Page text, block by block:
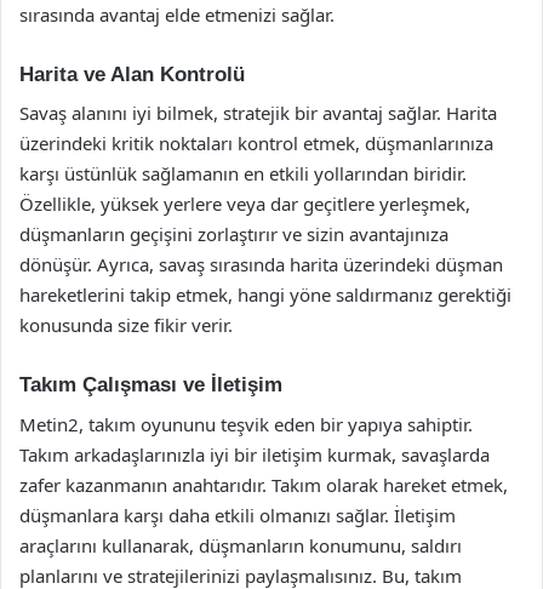
sırasında avantaj elde etmenizi sağlar.
Harita ve Alan Kontrolü
Savaş alanını iyi bilmek, stratejik bir avantaj sağlar. Harita
üzerindeki kritik noktaları kontrol etmek, düşmanlarınıza
karşı üstünlük sağlamanın en etkili yollarından biridir.
Özellikle, yüksek yerlere veya dar geçitlere yerleşmek,
düşmanların geçişini zorlaştırır ve sizin avantajınıza
dönüşür. Ayrıca, savaş sırasında harita üzerindeki düşman
hareketlerini takip etmek, hangi yöne saldırmanız gerektiği
konusunda size fikir verir.
Takım Çalışması ve İletişim
Metin2, takım oyununu teşvik eden bir yapıya sahiptir.
Takım arkadaşlarınızla iyi bir iletişim kurmak, savaşlarda
zafer kazanmanın anahtarıdır. Takım olarak hareket etmek,
düşmanlara karşı daha etkili olmanızı sağlar. İletişim
araçlarını kullanarak, düşmanların konumunu, saldırı
planlarını ve stratejilerinizi paylaşmalısınız. Bu, takım